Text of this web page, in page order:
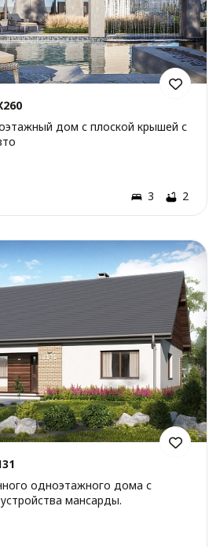
дом с плоской крышей с
3 2
одноэтажного дома с
мансарды.